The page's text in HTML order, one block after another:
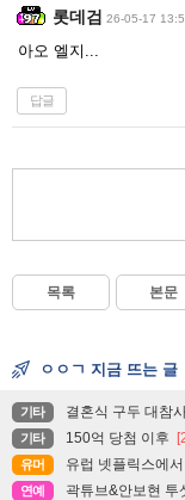
롯데검 26-05-17
아오 엘지...
답글
목록 본문
ㅇㅇㄱ 지금 뜨는 글
기타 결혼식 구두 대참
기타 150억 당첨 이후
유머 유럽 넷플릭스에
연예 곽튜브&안보현 투